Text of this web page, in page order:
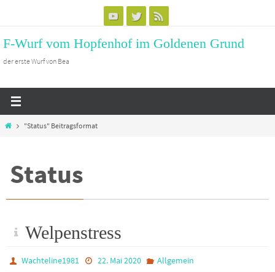
springen
F-Wurf vom Hopfenhof im Goldenen Grund
der erste Wurf von Bea
Start"Status" Beitragsformat
Status
Welpenstress
Wachteline1981 22. Mai 2020 Allgemein